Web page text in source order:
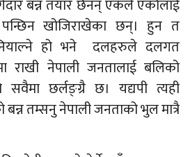
बन्न तयार छैनन् एकले एर्कालाई
पन्छिन खोजिराखेका छन्। हुन त
हो भने दलहरुले दलगत
राखी नेपाली जनतालाई बलिको
छर्लङ्ग्रै छ। यद्यपी त्यही
तम्सनु नेपाली जनताको भुल मात्रै